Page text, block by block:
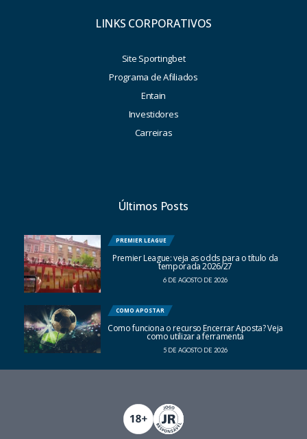
LINKS CORPORATIVOS
Site Sportingbet
Programa de Afiliados
Entain
Investidores
Carreiras
Últimos Posts
PREMIER LEAGUE
Premier League: veja as odds para o título da
temporada 2026/27
6 DE AGOSTO DE 2026
COMO APOSTAR
Como funciona o recurso Encerrar Aposta? Veja
como utilizar a ferramenta
5 DE AGOSTO DE 2026